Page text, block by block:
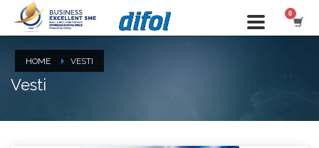
HOME VESTI
Vesti